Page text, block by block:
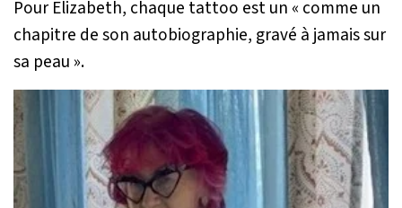
Pour Elizabeth, chaque tattoo est un « comme un
chapitre de son autobiographie, gravé à jamais sur
sa peau ».